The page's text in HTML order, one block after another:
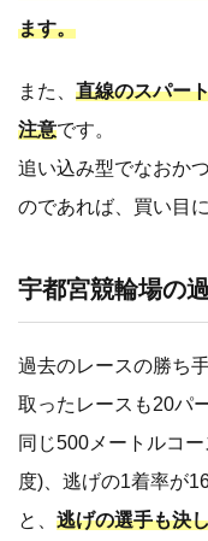
ます。
また、 直線のスパー
注意です。
追い込み型でなおか
のであれば、買い目
宇都宮競輪場の
過去のレースの勝ち
取ったレースも20パ
同じ500メートルコ
度)、逃げの1着率が
と、 逃げの選手も決